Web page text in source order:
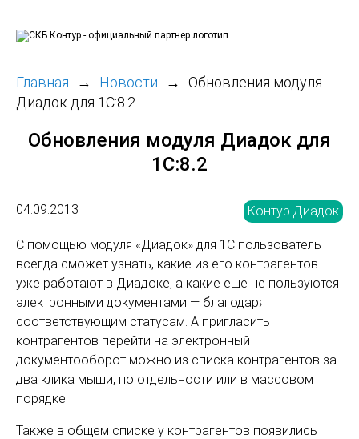
Главная Новости
Обновления модуля
Диадок для 1С:8.2
Обновления модуля Диадок для
1С:8.2
04.09.2013 Контур.Диадок
С помощью модуля «Диадок» для 1С пользователь
всегда сможет узнать, какие из его контрагентов
уже работают в Диадоке, а какие еще не пользуются
электронными документами — благодаря
соответствующим статусам. А пригласить
контрагентов перейти на электронный
документооборот можно из списка контрагентов за
два клика мыши, по отдельности или в массовом
порядке.
Также в общем списке у контрагентов появились